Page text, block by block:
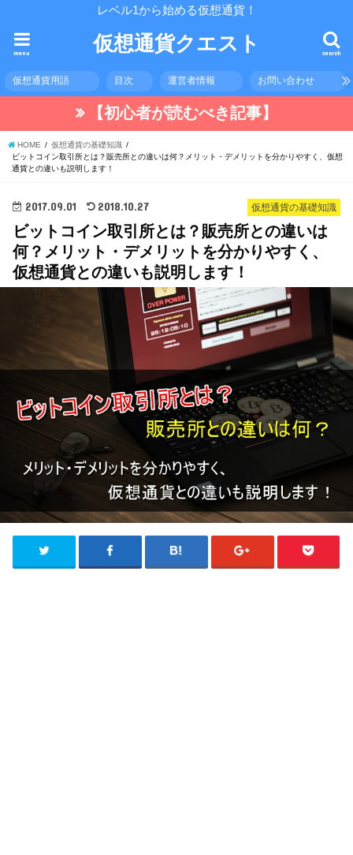
レベル1から始める仮想通貨！
仮想通貨クエスト search
menu
仮想通貨用語 目次 運営者情報 お問い合わせ
【初心者が読むべき記事】
HOME
仮想通貨の基礎知識
ビットコイン取引所とは？販売所との違いは何？メリット・デメリットを分かりやすく、仮想
通貨との違いも説明します！
仮想通貨の基礎知識
2017.09.01 2018.10.27
ビットコイン取引所とは？販売所との違いは
何？メリット・デメリットを分かりやすく、
仮想通貨との違いも説明します！